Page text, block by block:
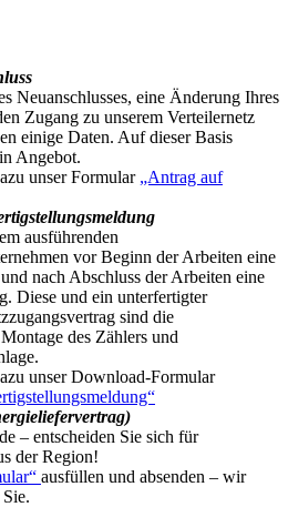
Neuanschlusses, eine Änderung Ihres
Zugang zu unserem Verteilernetz
einige Daten. Auf dieser Basis
Angebot.
unser Formular „Antrag auf
ausführenden
vor Beginn der Arbeiten eine
nach Abschluss der Arbeiten eine
Diese und ein unterfertigter
sind die
des Zählers und
unser Download-Formular
– entscheiden Sie sich für
der Region!
ausfüllen und absenden – wir